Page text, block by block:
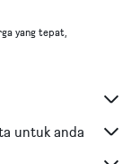
yang tepat,
untuk anda